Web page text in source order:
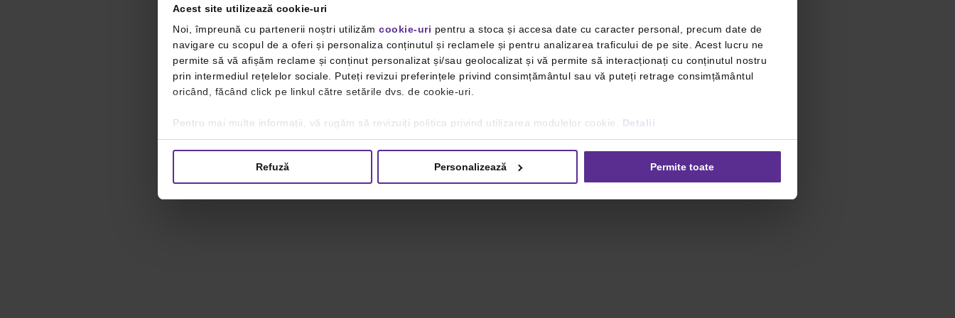
Acest site utilizează cookie-uri
Noi, împreună cu partenerii noștri utilizăm cookie-uri pentru a stoca și accesa date cu caracter personal, precum date de
navigare cu scopul de a oferi și personaliza conținutul și reclamele și pentru analizarea traficului de pe site. Acest lucru ne
permite să vă afișăm reclame și conținut personalizat și/sau geolocalizat și vă permite să interacționați cu conținutul nostru
prin intermediul rețelelor sociale. Puteți revizui preferințele privind consimțământul sau vă puteți retrage consimțământul
oricând, făcând click pe linkul către setările dvs. de cookie-uri.
Pentru mai multe informații, vă rugăm să revizuiți politica privind utilizarea modulelor cookie. Detalii
Refuză Personalizează Permite toate